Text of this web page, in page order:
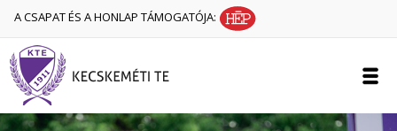
A CSAPAT ÉS A HONLAP TÁMOGATÓJA: